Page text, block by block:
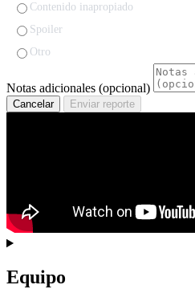
Contenido inapropiado
Spoiler
Otro
Notas adicionales (opcional)
Cancelar Enviar reporte
Equipo